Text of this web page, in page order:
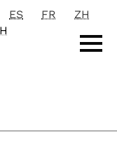
ES FR
ZH